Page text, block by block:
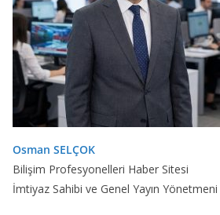
Osman SELÇOK
Bilişim Profesyonelleri Haber Sitesi
İmtiyaz Sahibi ve Genel Yayın Yönetmeni